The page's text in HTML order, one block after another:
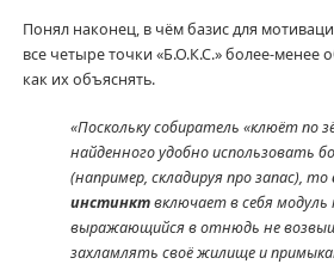
Понял наконец, в чём базис для
все четыре точки «Б.О.К.С.» более-менее
как их объяснять.
«Поскольку собиратель «клюёт по
найденного удобно использовать
(например, складируя про запас), то
инстинктвключает в себя
выражающийся в отнюдь не
захламлять своё жилище и